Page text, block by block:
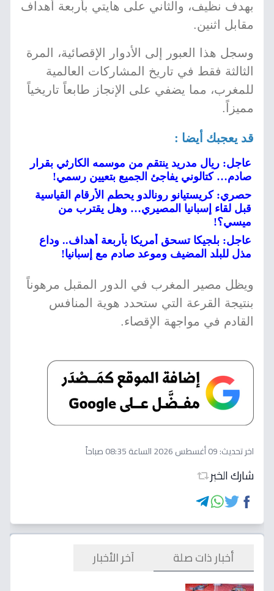
بهدف نظيف، والثاني على هايتي بأربعة أهداف
مقابل اثنين.
وسجل هذا العبور إلى الأدوار الإقصائية، المرة
الثالثة فقط في تاريخ المشاركات العالمية
للمغرب، مما يضفي على الإنجاز طابعاً تاريخياً
مميزاً.
قد يعجبك أيضا :
عاجل: ريال مدريد ينتقم من موسمه الكارثي بقرار
صادم… كتالوني يفاجئ الجميع بتعيين رسمي!
حصري: كريستيانو رونالدو يحطم الأرقام القياسية
قبل لقاء إسبانيا المصيري… وهل يقترب من
ميسي؟!
عاجل: بلجيكا تسحق أمريكا بأربعة أهداف.. وداع
مذل للبلد المضيف وموعد صادم مع إسبانيا!
ويظل مصير المغرب في الدور المقبل مرهوناً
بنتيجة القرعة التي ستحدد هوية المنافس
القادم في مواجهة الإقصاء.
اخر تحديث:09 أغسطس 2026 الساعة 08:35 صباحاً
شارك الخبر
أخبار ذات صلة آخر الأخبار